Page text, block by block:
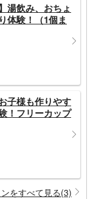
湯飲み、おちょ
体験！（1個ま
子様も作りやす
！フリーカップ
をすべて見る(3)